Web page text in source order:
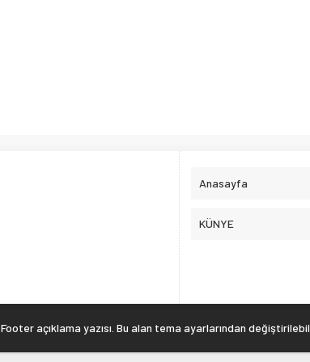
Anasayfa
KÜNYE
Footer açıklama yazısı. Bu alan tema ayarlarından